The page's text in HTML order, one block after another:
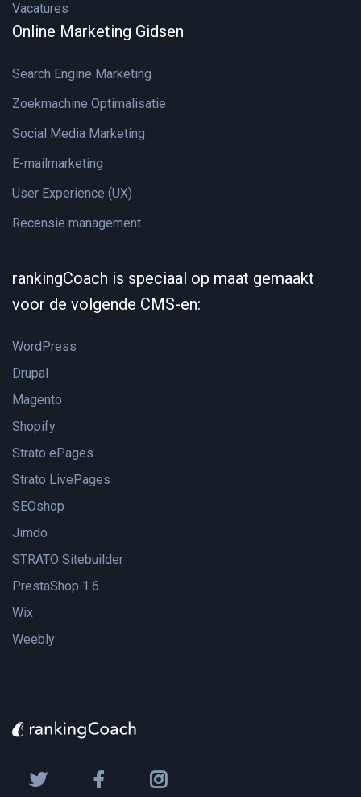
Vacatures
Online Marketing Gidsen
Search Engine Marketing
Zoekmachine Optimalisatie
Social Media Marketing
E-mailmarketing
User Experience (UX)
Recensie management
rankingCoach is speciaal op maat gemaakt
voor de volgende CMS-en:
WordPress
Drupal
Magento
Shopify
Strato ePages
Strato LivePages
SEOshop
Jimdo
STRATO Sitebuilder
PrestaShop 1.6
Wix
Weebly